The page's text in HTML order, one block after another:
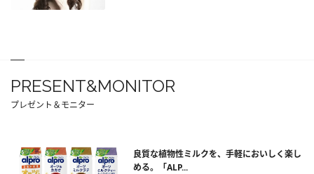
PRESENT&MONITOR
プレゼント＆モニター
良質な植物性ミルクを、手軽においしく楽し
める。「ALP...